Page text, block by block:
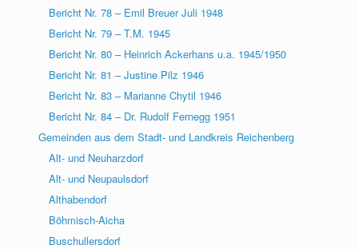
Bericht Nr. 78 – Emil Breuer Juli 1948
Bericht Nr. 79 – T.M. 1945
Bericht Nr. 80 – Heinrich Ackerhans u.a. 1945/1950
Bericht Nr. 81 – Justine Pilz 1946
Bericht Nr. 83 – Marianne Chytil 1946
Bericht Nr. 84 – Dr. Rudolf Fernegg 1951
Gemeinden aus dem Stadt- und Landkreis Reichenberg
Alt- und Neuharzdorf
Alt- und Neupaulsdorf
Althabendorf
Böhmisch-Aicha
Buschullersdorf